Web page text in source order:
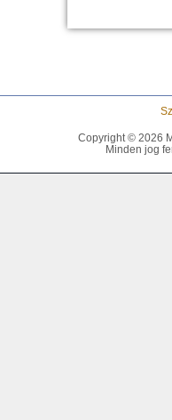
Copyright © 2026
Minden jog